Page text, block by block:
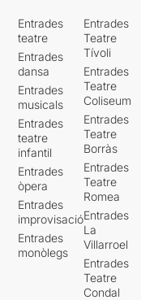
Entrades
teatre
Entrades
dansa
Entrades
musicals
Entrades
teatre
infantil
Entrades
òpera
Entrades
improvisació
Entrades
monòlegs
Entrades
Teatre
Tívoli
Entrades
Teatre
Coliseum
Entrades
Teatre
Borràs
Entrades
Teatre
Romea
Entrades
La
Villarroel
Entrades
Teatre
Condal